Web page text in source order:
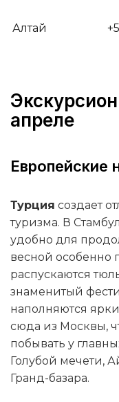
Алтай
апреле
Европейские
Турция создает
туризма. В
удобно для
весной особенно
распускаются
знаменитый
наполняются
сюда из Москвы,
побывать у
Голубой мечети,
Гранд-базара.